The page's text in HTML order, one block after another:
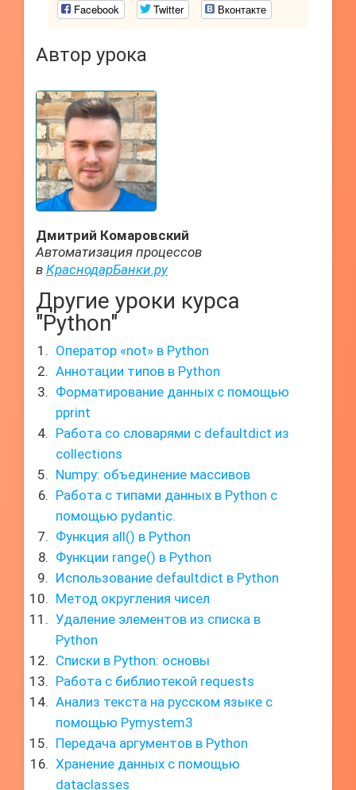
Facebook Twitter Вконтакте
Автор урока
Дмитрий Комаровский
Автоматизация процессов
в КраснодарБанки.ру
Другие уроки курса
"Python"
Оператор «not» в Python
Аннотации типов в Python
Форматирование данных с помощью
pprint
Работа со словарями с defaultdict из
collections
Numpy: объединение массивов
Работа с типами данных в Python с
помощью pydantic.
Функция all() в Python
Функции range() в Python
Использование defaultdict в Python
Метод округления чисел
Удаление элементов из списка в
Python
Списки в Python: основы
Работа с библиотекой requests
Анализ текста на русском языке с
помощью Pymystem3
Передача аргументов в Python
Хранение данных с помощью
dataclasses